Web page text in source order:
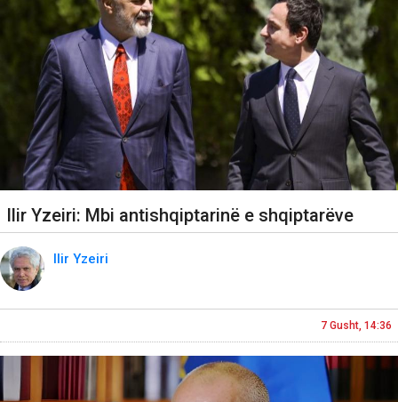
Ilir Yzeiri: Mbi antishqiptarinë e shqiptarëve
Ilir Yzeiri
7 Gusht, 14:36